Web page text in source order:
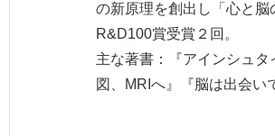
の新原理を創出し「心と
R&D100賞受賞２回。
主な著書：『アインシュ
図、MRIへ』『脳は出会い